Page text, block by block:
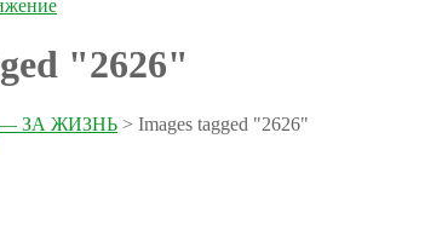
"2626"
ЗА ЖИЗНЬ > Images tagged "2626"